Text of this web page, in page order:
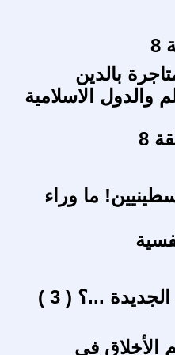
بالدين
والدول الاسلامية
ما وراء
...؟ ( 3 )
الأخلاق في